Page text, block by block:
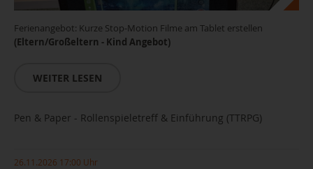
Ferienangebot: Kurze Stop-Motion Filme am Tablet erstellen
(Eltern/Großeltern - Kind Angebot)
WEITER LESEN
Pen & Paper - Rollenspieletreff & Einführung (TTRPG)
26.11.2026 17:00 Uhr